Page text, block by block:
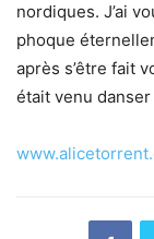
nordiques. J’ai
phoque
après s’être fait
était venu